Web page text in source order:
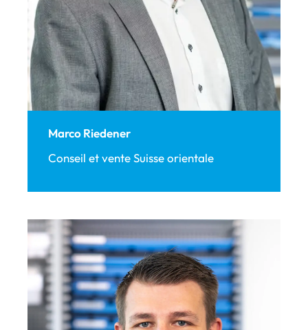
Marco Riedener
Conseil et vente Suisse orientale